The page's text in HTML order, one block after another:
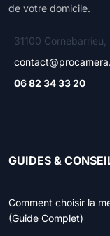
de votre domicile.
31100 Cornebarrieu,
06 82 34 33 20
GUIDES &
Comment choisir la
(Guide Complet)